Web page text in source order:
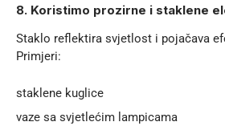
8. Koristimo prozirne i staklene
Staklo reflektira svjetlost i pojačava
Primjeri:
staklene kuglice
vaze sa svjetlećim lampicama